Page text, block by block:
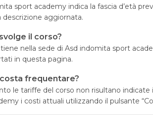
sport academy indica la fascia d’età
descrizione aggiornata.
il corso?
tiene nella sede di Asd indomita sport
in questa pagina.
frequentare?
le tariffe del corso non risultano
i costi attuali utilizzando il pulsante